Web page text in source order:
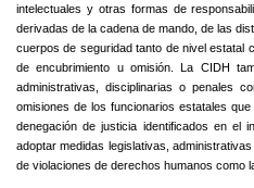
intelectuales y otras formas de
derivadas de la cadena de mando, de las
cuerpos de seguridad tanto de nivel estatal
de encubrimiento u omisión. La CIDH
administrativas, disciplinarias o penales
omisiones de los funcionarios estatales
denegación de justicia identificados en el
adoptar medidas legislativas,
de violaciones de derechos humanos como